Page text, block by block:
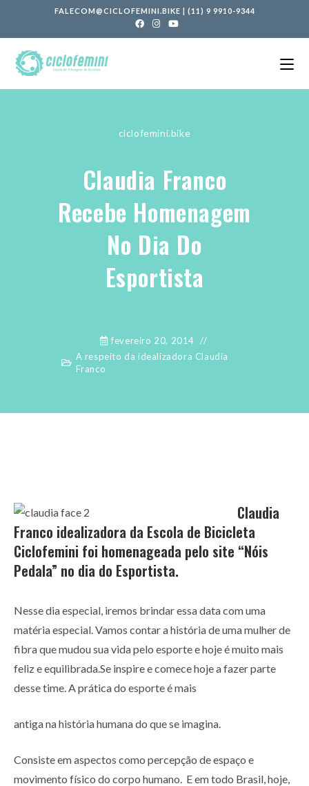
FALECOM@CICLOFEMINI.BIKE | (11) 9 9910-9344
ciclofemini.bike
Claudia Franco
Recebe Homenagem
No Dia Do
Esportista
fevereiro 20, 2014
A respeito da idealizadora Claudia
Franco
Claudia
Franco idealizadora da Escola de Bicicleta
Ciclofemini foi homenageada pelo site “Nóis
Pedala” no dia do Esportista.
Nesse dia especial, iremos brindar essa data com uma
matéria especial. Vamos contar a história de uma mulher de
fibra que mudou sua vida pelo esporte e hoje é muito mais
feliz e equilibrada.Se inspire e comece hoje a fazer parte
desse time. A prática do esporte é mais
antiga na história humana do que se imagina.
Consiste em aspectos como percepção de espaço e
movimento físico do corpo humano. E em todo Brasil, hoje,